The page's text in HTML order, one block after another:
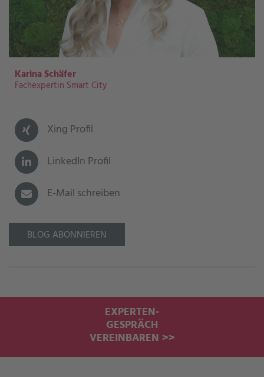
Karina Schäfer
Fachexpertin Smart City
Xing Profil
LinkedIn Profil
E-Mail schreiben
BLOG ABONNIEREN
EXPERTEN-
GESPRÄCH
VEREINBAREN >>